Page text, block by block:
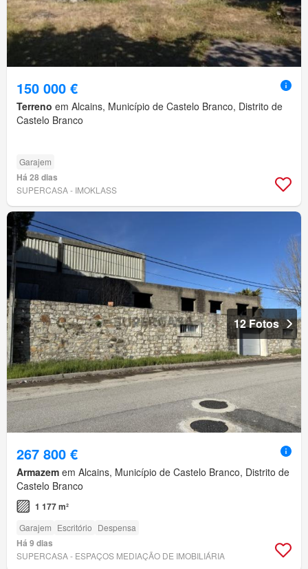
150 000 €
Terreno em Alcains, Município de Castelo Branco, Distrito de
Castelo Branco
Garajem
Há 28 dias
SUPERCASA - IMOKLASS
12 Fotos
267 800 €
Armazem em Alcains, Município de Castelo Branco, Distrito de
Castelo Branco
1 177 m²
Garajem Escritório Despensa
Há 9 dias
SUPERCASA - ESPAÇOS MEDIAÇÃO DE IMOBILIÁRIA